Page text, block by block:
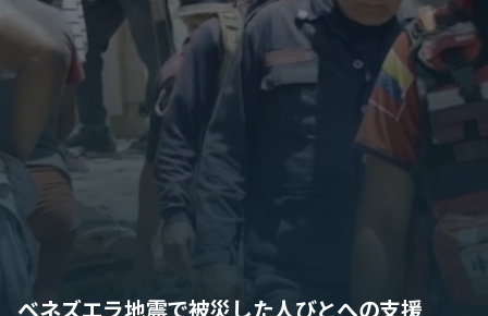
ベネズエラ地震で被災した人びとへの支援